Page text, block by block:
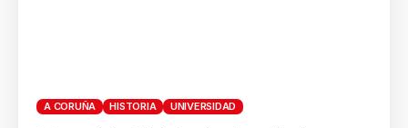
A CORUÑA HISTORIA UNIVERSIDAD